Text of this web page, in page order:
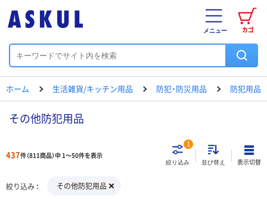
カゴ
メニュー
ホーム 生活雑貨/キッチン用品 防犯・防災用品 防犯用品
その他防犯用品
437件（811商品）中 1～50件を表示
絞り込み
1
並び替え 表示切替
絞り込み その他防犯用品